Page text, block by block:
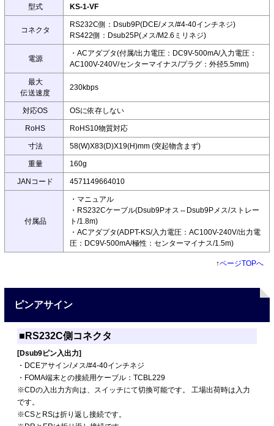
型式 KS-1-VF
コネクタ
RS232C側：Dsub9P(DCE/メス/#4-40インチネジ)
RS422側：Dsub25P(メス/M2.6ミリネジ)
電源
・ACアダプタ(付属/出力電圧：DC9V-500mA/入力電圧：
AC100V-240V/センターマイナス/プラグ：外径5.5mm)
最大
伝送速度
230kbps
対応OS OSに依存しない
RoHS RoHS10物質対応
寸法 58(W)X83(D)X19(H)mm (突起物含まず)
重量 160g
JANコード 4571149664010
付属品
・マニュアル
・RS232Cケーブル(Dsub9Pオス⇔Dsub9Pメス/ストレー
ト/1.8m)
・ACアダプタ(ADPT-KS/入力電圧：AC100V-240V/出力電
圧：DC9V-500mA/極性：センターマイナス/1.5m)
↑ページTOPへ
ピンアサイン
■RS232C側コネクタ
[Dsub9ピン入出力]
・DCEアサイン/メス/#4-40インチネジ
・FOMA端末との接続用ケーブル：TCBL229
※CDの入出力方向は、スイッチにて切換可能です。 工場出荷時は入力
です。
※CSとRSは折り返し接続です。